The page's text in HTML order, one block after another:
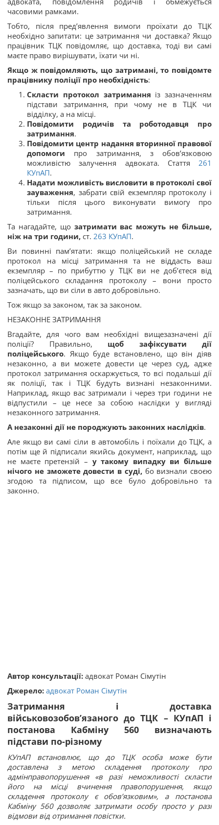
часовими рамками.
Тобто, після пред’явлення вимоги проїхати до ТЦК
необхідно запитати: це затримання чи доставка? Якщо
працівник ТЦК повідомляє, що доставка, тоді ви самі
маєте право вирішувати, їхати чи ні.
Якщо ж повідомляють, що затримані, то повідомте
працівнику поліції про необхідність:
Скласти протокол затримання із зазначенням
підстави затримання, при чому не в ТЦК чи
відділку, а на місці.
Повідомити родичів та роботодавця про
затримання.
Повідомити центр надання вторинної правової
допомоги про затримання, з обов’язковою
можливістю залучення адвоката. Стаття 261
КУпАП.
Надати можливість висловити в протоколі свої
зауваження, забрати свій екземпляр протоколу і
тільки після цього виконувати вимогу про
затримання.
Та нагадайте, що затримати вас можуть не більше,
ніж на три години, ст. 263 КУпАП.
Ви повинні пам’ятати: якщо поліцейський не складе
протокол на місці затримання та не віддасть ваш
екземпляр – по прибуттю у ТЦК ви не доб’єтеся від
поліцейського складання протоколу – вони просто
зазначать, що ви сіли в авто добровільно.
Тож якщо за законом, так за законом.
НЕЗАКОННЕ ЗАТРИМАННЯ
Вгадайте, для чого вам необхідні вищезазначені дії
поліції? Правильно, щоб зафіксувати дії
поліцейського. Якщо буде встановлено, що він діяв
незаконно, а ви можете довести це через суд, адже
протокол затримання оскаржується, то всі подальші дії
як поліції, так і ТЦК будуть визнані незаконними.
Наприклад, якщо вас затримали і через три години не
відпустили – це несе за собою наслідки у вигляді
незаконного затримання.
А незаконні дії не породжують законних наслідків.
Але якщо ви самі сіли в автомобіль і поїхали до ТЦК, а
потім ще й підписали якийсь документ, наприклад, що
не маєте претензій – у такому випадку ви більше
нічого не зможете довести в суді,бо визнали своєю
згодою та підписом, що все було добровільно та
законно.
Автор консультації: адвокат Роман Сімутін
Джерело: адвокат Роман Сімутін
Затримання і доставка
військовозобов’язаного до ТЦК – КУпАП і
постанова Кабміну 560 визначають
підстави по-різному
КУпАП встановлює, що до ТЦК особа може бути
доставлена з метою складення протоколу про
адмінправопорушення «в разі неможливості скласти
його на місці вчинення правопорушення, якщо
складення протоколу є обов’язковим», а постанова
Кабміну 560 дозволяє затримати особу просто у разі
відмови від отримання повістки.